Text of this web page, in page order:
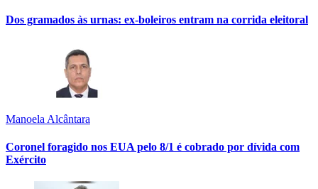
Dos gramados às urnas: ex-boleiros entram na corrida eleitoral
Manoela Alcântara
Coronel foragido nos EUA pelo 8/1 é cobrado por dívida com
Exército